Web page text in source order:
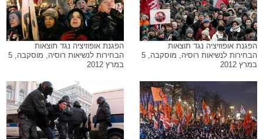
הפגנת אופוזיציה נגד תוצאות
הבחירות לנשיאות רוסיה, מוסקבה, 5
במרץ 2012
הפגנת אופוזיציה נגד תוצאות
הבחירות לנשיאות רוסיה, מוסקבה, 5
במרץ 2012